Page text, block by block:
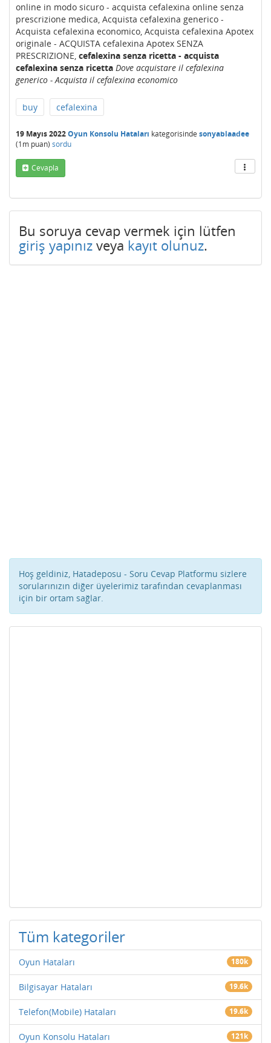
online in modo sicuro - acquista cefalexina online senza
prescrizione medica, Acquista cefalexina generico -
Acquista cefalexina economico, Acquista cefalexina Apotex
originale - ACQUISTA cefalexina Apotex SENZA
PRESCRIZIONE, cefalexina senza ricetta - acquista
cefalexina senza ricetta Dove acquistare il cefalexina
generico - Acquista il cefalexina economico
buy cefalexina
19 Mayıs 2022Oyun Konsolu Hataları kategorisinde sonyablaadee
(1m puan) sordu
Cevapla
Bu soruya cevap vermek için lütfen
giriş yapınız veya kayıt olunuz.
Hoş geldiniz, Hatadeposu - Soru Cevap Platformu sizlere
sorularınızın diğer üyelerimiz tarafından cevaplanması
için bir ortam sağlar.
Tüm kategoriler
Oyun Hataları 180k
Bilgisayar Hataları 19.6k
Telefon(Mobile) Hataları 19.6k
Oyun Konsolu Hataları 121k